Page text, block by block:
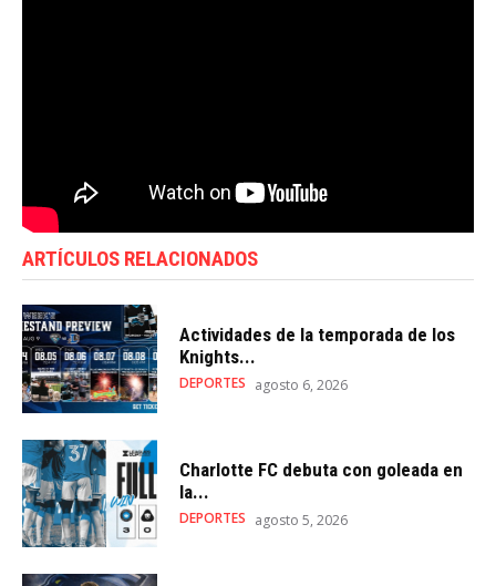
ARTÍCULOS RELACIONADOS
Actividades de la temporada de los
Knights...
DEPORTES agosto 6, 2026
Charlotte FC debuta con goleada en
la...
DEPORTES agosto 5, 2026